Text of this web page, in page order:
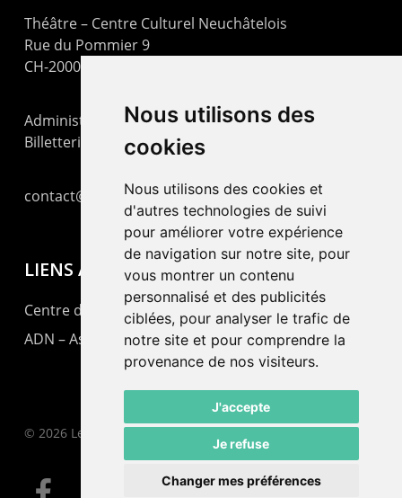
Nous utilisons des
cookies
Nous utilisons des cookies et
d'autres technologies de suivi
pour améliorer votre expérience
de navigation sur notre site, pour
vous montrer un contenu
personnalisé et des publicités
ciblées, pour analyser le trafic de
notre site et pour comprendre la
provenance de nos visiteurs.
J'accepte
Je refuse
Changer mes préférences
Théâtre – Centre Culturel Neuchâtelois
Rue du Pommier 9
CH-2000 Neuchâtel
Administration : +41 32 725 03 03
Billetterie : +41 32 725 05 05
contact@lepommier.ch
LIENS AMIS
Centre de culture ABC
ADN – Association Danse Neuchâtel
© 2026 Le Pommier.
facebook email